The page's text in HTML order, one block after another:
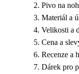
Pivo na
Materiál a
Velikosti a
Cena a
Recenze a
Dárek pro